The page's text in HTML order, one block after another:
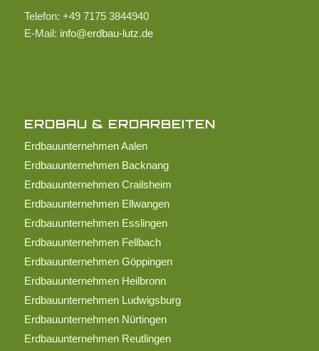
Telefon: +49 7175 3844940
E-Mail: info@erdbau-lutz.de
ERDBAU & ERDARBEITEN
Erdbauunternehmen Aalen
Erdbauunternehmen Backnang
Erdbauunternehmen Crailsheim
Erdbauunternehmen Ellwangen
Erdbauunternehmen Esslingen
Erdbauunternehmen Fellbach
Erdbauunternehmen Göppingen
Erdbauunternehmen Heilbronn
Erdbauunternehmen Ludwigsburg
Erdbauunternehmen Nürtingen
Erdbauunternehmen Reutlingen